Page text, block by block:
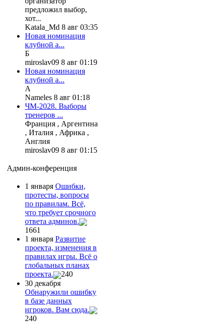
предложил выбор,
хот...
Katala_Md 8 авг 03:35
Новая номинация
клубной а...
Б
miroslav09 8 авг 01:19
Новая номинация
клубной а...
А
Nameles 8 авг 01:18
ЧМ-2028. Выборы
тренеров ...
Франция , Аргентина
, Италия , Африка ,
Англия
miroslav09 8 авг 01:15
Админ-конференция
1 января Ошибки,
протесты, вопросы
по правилам. Всё,
что требует срочного
ответа админов.
1661
1 января Развитие
проекта, изменения в
правилах игры. Всё о
глобальных планах
проекта.
240
30 декабря
Обнаружили ошибку
в базе данных
игроков. Вам сюда.
240